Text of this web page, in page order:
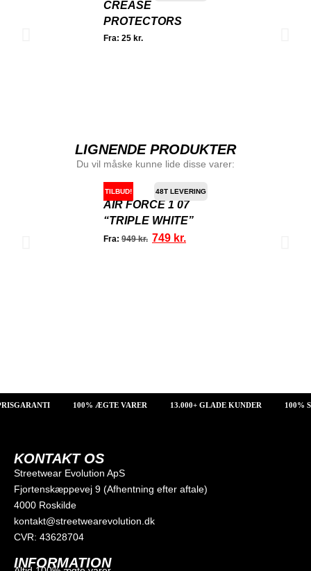
CREASE
PROTECTORS
Fra: 25 kr.
LIGNENDE PRODUKTER
Du vil måske kunne lide disse varer:
TILBUD! 48T LEVERING
AIR FORCE 1 07
“TRIPLE WHITE”
Fra: 949kr. 749 kr.
100% ÆGTE VARER 13.000+ GLADE KUNDER 100%
KONTAKT OS
Streetwear Evolution ApS
Fjortenskæppevej 9 (Afhentning efter aftale)
4000 Roskilde
kontakt@streetwearevolution.dk
CVR: 43628704
INFORMATION